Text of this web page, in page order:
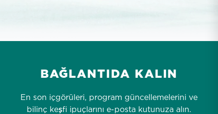
BAĞLANTIDA KALIN
En son içgörüleri, program güncellemelerini ve
bilinç keşfi ipuçlarını e-posta kutunuza alın.